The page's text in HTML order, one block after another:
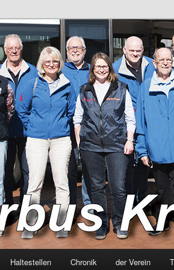
für Bürger
Haltestellen Chronik der Verein